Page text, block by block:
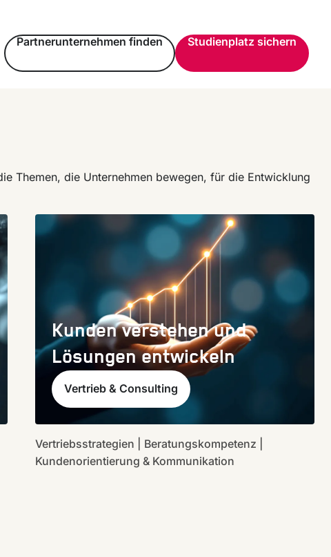
Partnerunternehmen finden Studienplatz sichern
Themen, die Unternehmen bewegen, für die Entwicklung
Kunden verstehen und
Lösungen entwickeln
Vertrieb & Consulting
Vertriebsstrategien | Beratungskompetenz |
Kundenorientierung & Kommunikation